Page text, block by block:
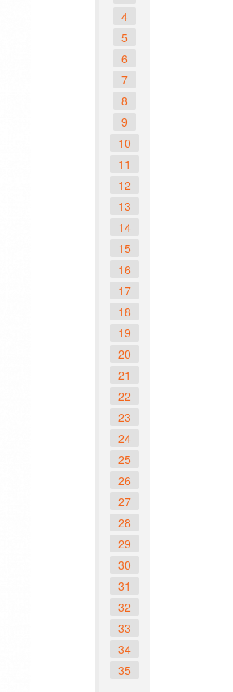
4
5
6
7
8
9
10
11
12
13
14
15
16
17
18
19
20
21
22
23
24
25
26
27
28
29
30
31
32
33
34
35